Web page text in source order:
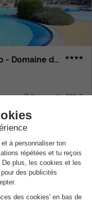
Camping Vacances André Trigano - Domaine de Montcalm ★★★★
Prix conseillé :399 €
Les
alentours